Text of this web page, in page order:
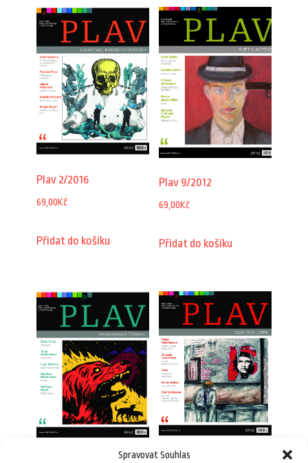
Spravovat Souhlas
Plav 2/2016
69,00Kč
Přidat do košíku
Plav 9/2012
69,00Kč
Přidat do košíku
Plav 4/2012